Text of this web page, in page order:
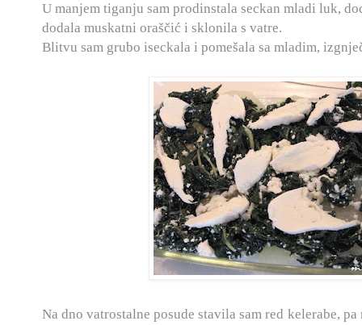
U manjem tiganju sam prodinstala seckan mladi luk,
dodala muskatni oraščić i sklonila s vatre.
Blitvu sam grubo iseckala i pomešala sa mladim,
Na dno vatrostalne posude stavila sam red kelerabe,